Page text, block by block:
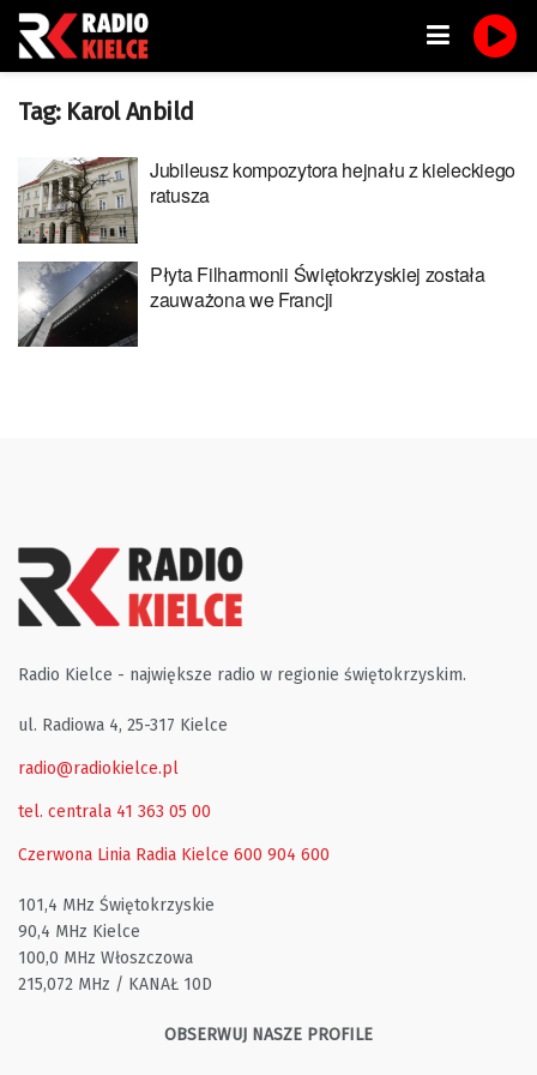
Tag: Karol Anbild
Jubileusz kompozytora hejnału z kieleckiego
ratusza
Płyta Filharmonii Świętokrzyskiej została
zauważona we Francji
Radio Kielce - największe radio w regionie świętokrzyskim.
ul. Radiowa 4, 25-317 Kielce
radio@radiokielce.pl
tel. centrala 41 363 05 00
Czerwona Linia Radia Kielce 600 904 600
101,4 MHz Świętokrzyskie
90,4 MHz Kielce
100,0 MHz Włoszczowa
215,072 MHz / KANAŁ 10D
OBSERWUJ NASZE PROFILE